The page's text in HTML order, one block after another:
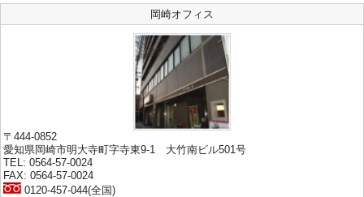
岡崎オフィス
〒444-0852
愛知県岡崎市明大寺町字寺東9-1 大竹南ビル501号
TEL: 0564-57-0024
FAX: 0564-57-0024
0120-457-044(全国)